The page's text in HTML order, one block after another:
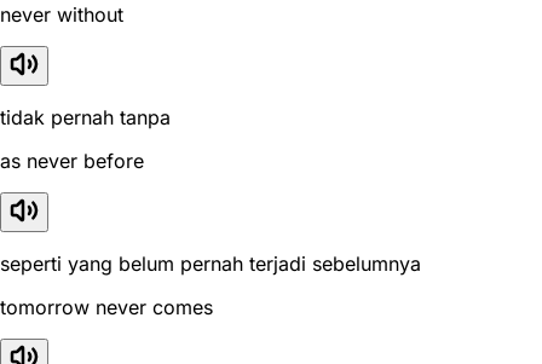
never without
tidak pernah tanpa
as never before
seperti yang belum pernah terjadi sebelumnya
tomorrow never comes